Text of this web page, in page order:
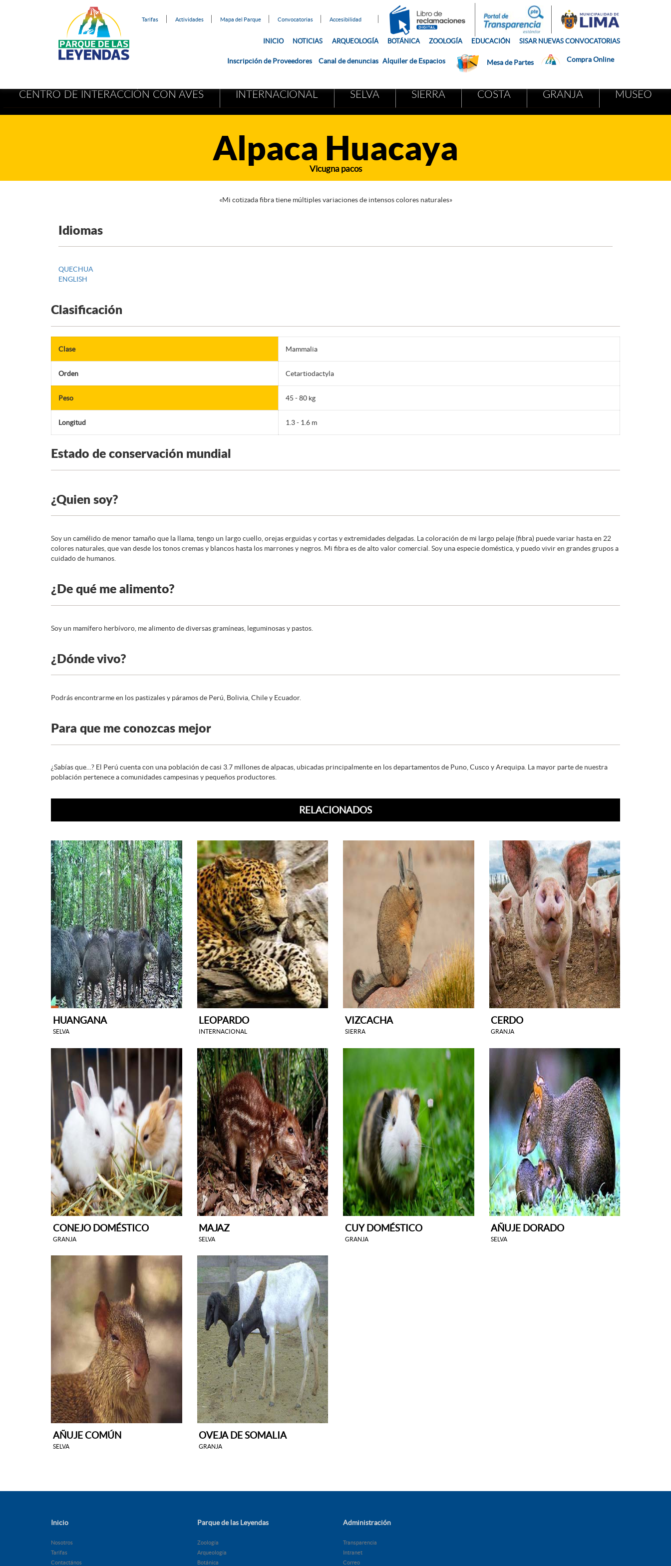
Tarifas Actividades Mapa del Parque Convocatorias Accesibilidad
INICIO NOTICIAS ARQUEOLOGÍA BOTÁNICA ZOOLOGÍA EDUCACIÓN SISAR NUEVAS CONVOCATORIAS
Compra Online
Mesa de Partes
Alquiler de Espacios
Canal de denuncias
Inscripción de Proveedores
CENTRO DE INTERACCIÓN CON AVES INTERNACIONAL SELVA SIERRA COSTA GRANJA MUSEO
Alpaca Huacaya
Vicugna pacos
«Mi cotizada fibra tiene múltiples variaciones de intensos colores naturales»
Idiomas
QUECHUA
ENGLISH
Clasificación
Clase Mammalia
Orden Cetartiodactyla
Peso 45 - 80 kg
Longitud 1.3 - 1.6 m
Estado de conservación mundial
¿Quien soy?
Soy un camélido de menor tamaño que la llama, tengo un largo cuello, orejas erguidas y cortas y extremidades delgadas. La coloración de mi largo pelaje (fibra) puede variar hasta en 22
colores naturales, que van desde los tonos cremas y blancos hasta los marrones y negros. Mi fibra es de alto valor comercial. Soy una especie doméstica, y puedo vivir en grandes grupos a
cuidado de humanos.
¿De qué me alimento?
Soy un mamífero herbívoro, me alimento de diversas gramíneas, leguminosas y pastos.
¿Dónde vivo?
Podrás encontrarme en los pastizales y páramos de Perú, Bolivia, Chile y Ecuador.
Para que me conozcas mejor
¿Sabías que…? El Perú cuenta con una población de casi 3.7 millones de alpacas, ubicadas principalmente en los departamentos de Puno, Cusco y Arequipa. La mayor parte de nuestra
población pertenece a comunidades campesinas y pequeños productores.
RELACIONADOS
HUANGANA
SELVA
LEOPARDO
INTERNACIONAL
VIZCACHA
SIERRA
CERDO
GRANJA
CONEJO DOMÉSTICO
GRANJA
MAJAZ
SELVA
CUY DOMÉSTICO
GRANJA
AÑUJE DORADO
SELVA
AÑUJE COMÚN
SELVA
OVEJA DE SOMALIA
GRANJA
Inicio
Nosotros
Tarifas
Contactános
Parque de las Leyendas
Zoología
Arqueología
Botánica
Administración
Transparencia
Intranet
Correo